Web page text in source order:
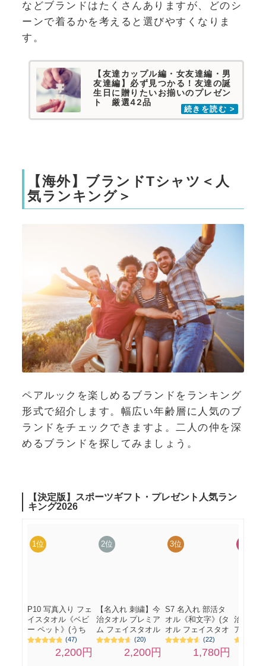
などブランドはたくさんありますが、どのシ
ーンで着るかを考えると選びやすくなりま
す。
【友達カップル編・女友達編・男
友達編】必ず見つかる！友達の誕
生日に贈りたいお揃いのプレゼン
ト 厳選42品
【海外】ブランドTシャツ＜人
気ランキング＞
ペアルックを楽しめるブランドをランキング
形式で紹介します。幅広い年齢層に人気のブ
ランドをチェックできますよ。二人の仲を深
めるブランドを探してみましょう。